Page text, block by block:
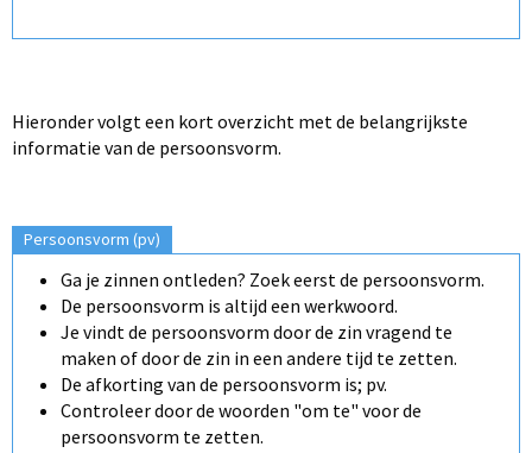
Hieronder volgt een kort overzicht met de belangrijkste
informatie van de persoonsvorm.
Persoonsvorm (pv)
Ga je zinnen ontleden? Zoek eerst de persoonsvorm.
De persoonsvorm is altijd een werkwoord.
Je vindt de persoonsvorm door de zin vragend te
maken of door de zin in een andere tijd te zetten.
De afkorting van de persoonsvorm is; pv.
Controleer door de woorden "om te" voor de
persoonsvorm te zetten.